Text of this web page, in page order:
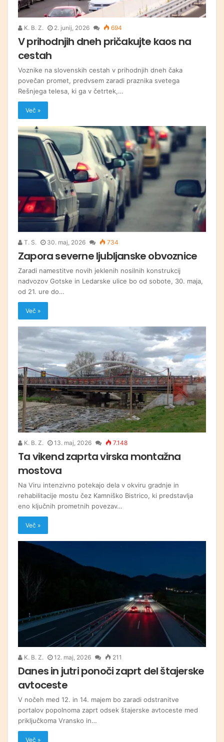
K. B. Z. 2. junij, 2026 694
V prihodnjih dneh pričakujte kaos na
cestah
Voznike na slovenskih cestah v prihodnjih dneh čaka
povečan promet, predvsem zaradi praznika svetega
Rešnjega telesa, ki ga v četrtek,…
Več »
T. S. 30. maj, 2026 734
Zapora severne ljubljanske obvoznice
Zaradi namestitve novih jeklenih nosilnih konstrukcij
nadvozov Gotske in Ledarske ulice bo od sobote, 30. maja,
od 21. ure do…
Več »
K. B. Z. 13. maj, 2026 7.148
Ta vikend zaprta virska montažna
mostova
Na Viru intenzivno potekajo dela v okviru gradnje in
rehabilitacije mostu čez Kamniško Bistrico, ki predstavlja
eno ključnih prometnih povezav…
Več »
K. B. Z. 12. maj, 2026 211
Danes in jutri ponoči zaprt del štajerske
avtoceste
V nočeh med 12. in 14. majem bo zaradi odstranitve
portalov popolnoma zaprt odsek štajerske avtoceste med
priključkoma Vransko in…
Več »